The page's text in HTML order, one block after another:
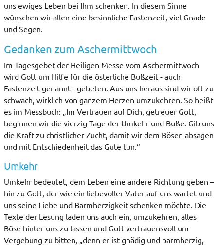
uns ewiges Leben bei Ihm schenken. In diesem Sinne
wünschen wir allen eine besinnliche Fastenzeit, viel Gnade
und Segen.
Gedanken zum Aschermittwoch
Im Tagesgebet der Heiligen Messe vom Aschermittwoch
wird Gott um Hilfe für die österliche Bußzeit - auch
Fastenzeit genannt - gebeten. Aus uns heraus sind wir oft zu
schwach, wirklich von ganzem Herzen umzukehren. So heißt
es im Messbuch: „Im Vertrauen auf Dich, getreuer Gott,
beginnen wir die vierzig Tage der Umkehr und Buße. Gib uns
die Kraft zu christlicher Zucht, damit wir dem Bösen absagen
und mit Entschiedenheit das Gute tun.“
Umkehr
Umkehr bedeutet, dem Leben eine andere Richtung geben –
hin zu Gott, der wie ein liebevoller Vater auf uns wartet und
uns seine Liebe und Barmherzigkeit schenken möchte. Die
Texte der Lesung laden uns auch ein, umzukehren, alles
Böse hinter uns zu lassen und Gott vertrauensvoll um
Vergebung zu bitten, „denn er ist gnädig und barmherzig,